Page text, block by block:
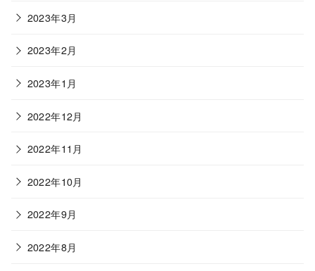
2023年3月
2023年2月
2023年1月
2022年12月
2022年11月
2022年10月
2022年9月
2022年8月